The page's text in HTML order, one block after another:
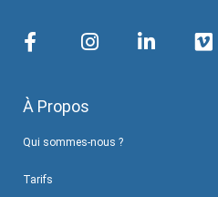
À Propos
Qui sommes-nous ?
Tarifs